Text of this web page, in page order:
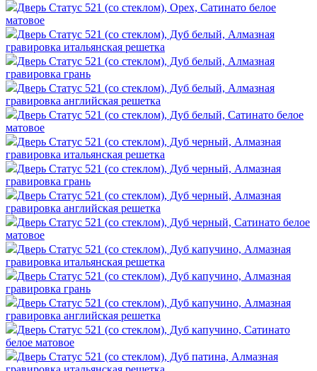
Дверь Статус 521 (со стеклом), Орех, Сатинато белое
матовое
Дверь Статус 521 (со стеклом), Дуб белый, Алмазная
гравировка итальянская решетка
Дверь Статус 521 (со стеклом), Дуб белый, Алмазная
гравировка грань
Дверь Статус 521 (со стеклом), Дуб белый, Алмазная
гравировка английская решетка
Дверь Статус 521 (со стеклом), Дуб белый, Сатинато белое
матовое
Дверь Статус 521 (со стеклом), Дуб черный, Алмазная
гравировка итальянская решетка
Дверь Статус 521 (со стеклом), Дуб черный, Алмазная
гравировка грань
Дверь Статус 521 (со стеклом), Дуб черный, Алмазная
гравировка английская решетка
Дверь Статус 521 (со стеклом), Дуб черный, Сатинато белое
матовое
Дверь Статус 521 (со стеклом), Дуб капучино, Алмазная
гравировка итальянская решетка
Дверь Статус 521 (со стеклом), Дуб капучино, Алмазная
гравировка грань
Дверь Статус 521 (со стеклом), Дуб капучино, Алмазная
гравировка английская решетка
Дверь Статус 521 (со стеклом), Дуб капучино, Сатинато
белое матовое
Дверь Статус 521 (со стеклом), Дуб патина, Алмазная